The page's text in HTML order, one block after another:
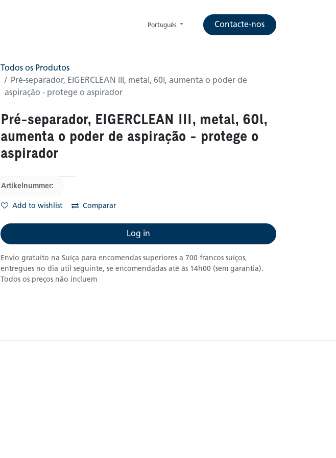
Português Contacte-nos
Todos os Produtos
Pré-separador, EIGERCLEAN III, metal, 60l, aumenta o poder de
aspiração - protege o aspirador
Pré-separador, EIGERCLEAN III, metal, 60l,
aumenta o poder de aspiração - protege o
aspirador
Artikelnummer:
Add to wishlist Comparar
Log in
Envio gratuito na Suíça para encomendas superiores a 700 francos suíços,
entregues no dia útil seguinte, se encomendadas até às 14h00 (sem garantia).
Todos os preços não incluem